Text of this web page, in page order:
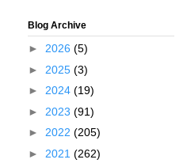
Blog Archive
► 2026 (5)
► 2025 (3)
► 2024 (19)
► 2023 (91)
► 2022 (205)
► 2021 (262)